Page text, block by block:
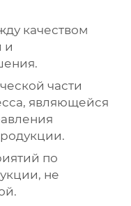
качеством
и
части
являющейся
по
не